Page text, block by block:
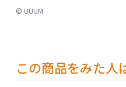
© UUUM
この商品をみた人